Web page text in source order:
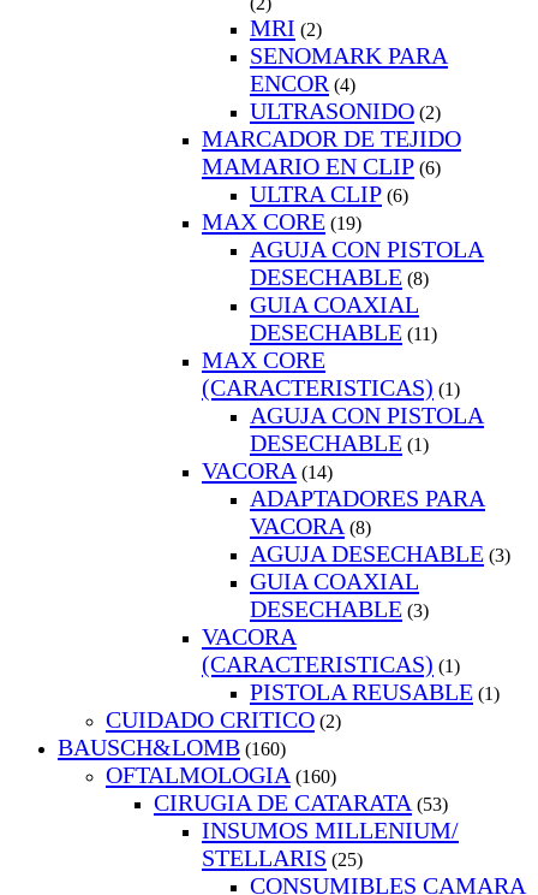
MRI (2)
SENOMARK PARA
ENCOR (4)
ULTRASONIDO (2)
MARCADOR DE TEJIDO
MAMARIO EN CLIP (6)
ULTRA CLIP (6)
MAX CORE (19)
AGUJA CON PISTOLA
DESECHABLE (8)
GUIA COAXIAL
DESECHABLE (11)
MAX CORE
(CARACTERISTICAS) (1)
AGUJA CON PISTOLA
DESECHABLE (1)
VACORA (14)
ADAPTADORES PARA
VACORA (8)
AGUJA DESECHABLE (3)
GUIA COAXIAL
DESECHABLE (3)
VACORA
(CARACTERISTICAS) (1)
PISTOLA REUSABLE (1)
CUIDADO CRITICO (2)
BAUSCH&LOMB (160)
OFTALMOLOGIA (160)
CIRUGIA DE CATARATA (53)
INSUMOS MILLENIUM/
STELLARIS (25)
CONSUMIBLES CAMARA